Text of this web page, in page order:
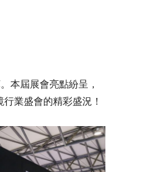
本屆展會亮點紛呈，
業盛會的精彩盛況！